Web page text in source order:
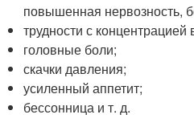
повышенная нервозность,
трудности с
головные боли;
скачки давления;
усиленный аппетит;
бессонница и т. д.